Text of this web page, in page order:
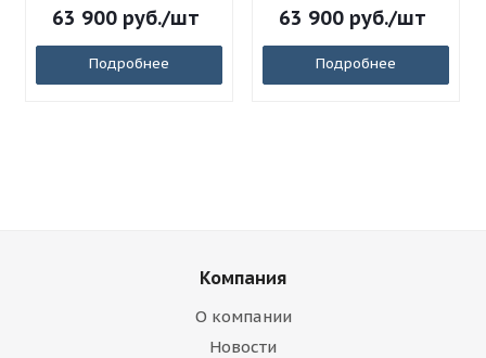
63 900руб./шт
Подробнее
63 900руб./шт
Подробнее
Компания
О компании
Новости